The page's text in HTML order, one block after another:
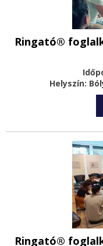
Ringató®
Helyszín:
Ringató®